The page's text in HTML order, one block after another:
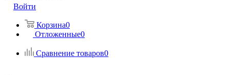
Войти
Корзина0
Отложенные0
Сравнение товаров0